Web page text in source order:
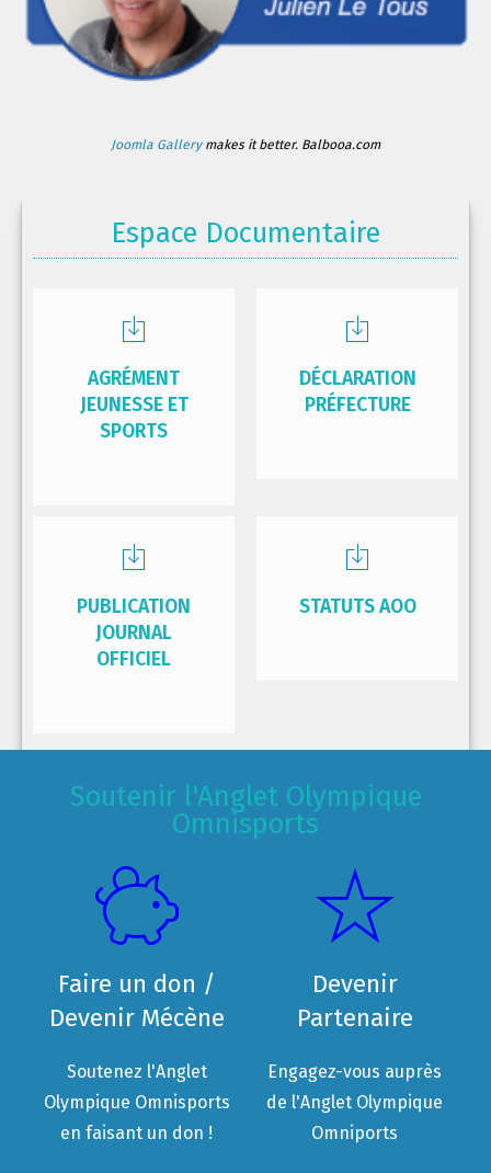
Joomla Gallerymakes it better. Balbooa.com
Espace Documentaire
AGRÉMENT
JEUNESSE ET
SPORTS
DÉCLARATION
PRÉFECTURE
PUBLICATION
JOURNAL
OFFICIEL
STATUTS AOO
Soutenir l'Anglet Olympique
Omnisports
Faire un don /
Devenir Mécène
Soutenez l'Anglet
Olympique Omnisports
en faisant un don !
Devenir
Partenaire
Engagez-vous auprès
de l'Anglet Olympique
Omniports